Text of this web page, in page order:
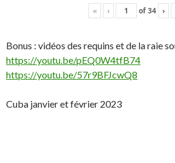
« ‹ of34 ›
Bonus : vidéos des requins et de la raie
https://youtu.be/pEQ0W4tfB74
https://youtu.be/57r9BFJcwQ8
Cuba janvier et février 2023